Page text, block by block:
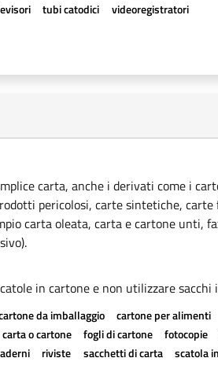
tubi catodici videoregistratori
carta, anche i derivati come i
pericolosi, carte sintetiche,
carta oleata, carta e cartone unti,
in cartone e non utilizzare sacchi
da imballaggio cartone per alimenti
o cartone fogli di cartone fotocopie
riviste sacchetti di carta scatola